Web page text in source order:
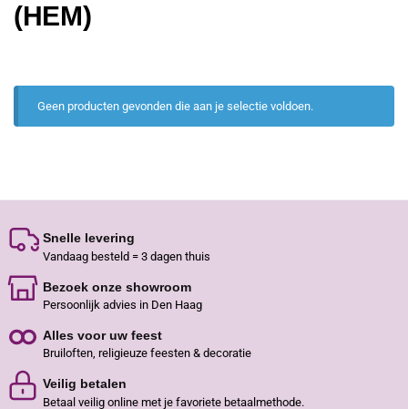
(HEM)
Geen producten gevonden die aan je selectie voldoen.
Snelle levering
Vandaag besteld = 3 dagen thuis
Bezoek onze showroom
Persoonlijk advies in Den Haag
Alles voor uw feest
Bruiloften, religieuze feesten & decoratie
Veilig betalen
Betaal veilig online met je favoriete betaalmethode.